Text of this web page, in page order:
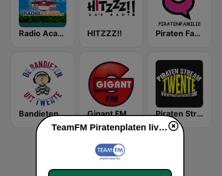
Radio Acacia HITZZZ!! Piraten Familie
Bandieten uit Twente - Piratenmuziek Gigant FM Piraten Stream Twente
TeamFM Piratenplaten live luisteren